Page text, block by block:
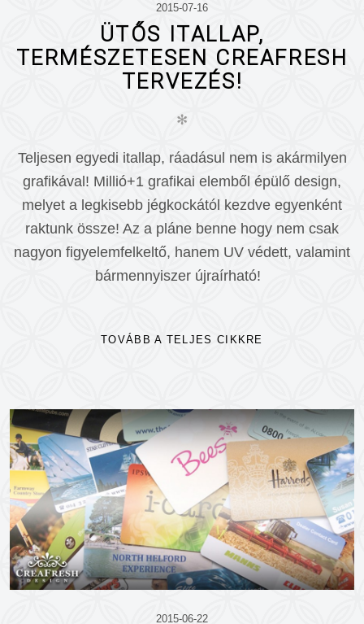
2015-07-16
ÜTŐS ITALLAP,
TERMÉSZETESEN CREAFRESH
TERVEZÉS!
✻
Teljesen egyedi itallap, ráadásul nem is akármilyen
grafikával! Millió+1 grafikai elemből épülő design,
melyet a legkisebb jégkockától kezdve egyenként
raktunk össze! Az a pláne benne hogy nem csak
nagyon figyelemfelkeltő, hanem UV védett, valamint
bármennyiszer újraírható!
TOVÁBB A TELJES CIKKRE
2015-06-22